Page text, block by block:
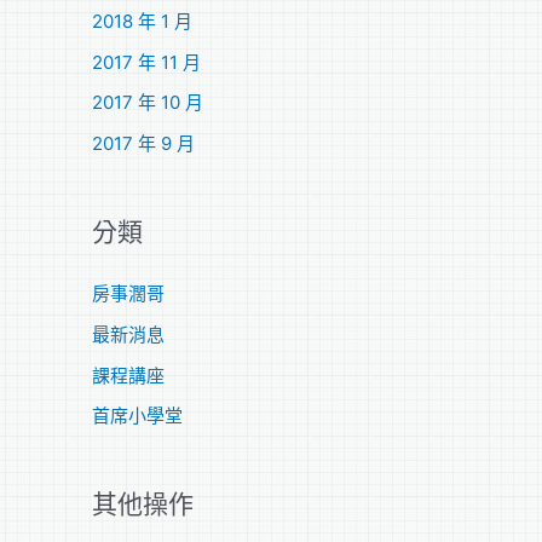
2018 年 1 月
2017 年 11 月
2017 年 10 月
2017 年 9 月
分類
房事濶哥
最新消息
課程講座
首席小學堂
其他操作